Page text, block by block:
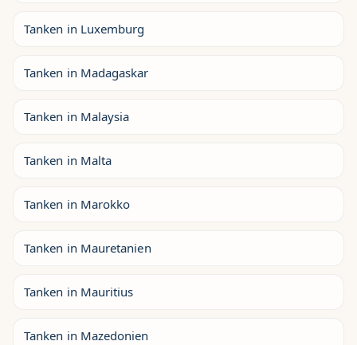
Tanken in Luxemburg
Tanken in Madagaskar
Tanken in Malaysia
Tanken in Malta
Tanken in Marokko
Tanken in Mauretanien
Tanken in Mauritius
Tanken in Mazedonien